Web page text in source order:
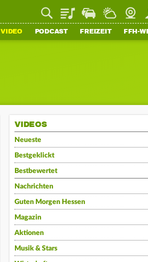
PlaylistStaupilotWetter
VIDEO PODCAST FREIZEIT FFH-
VIDEOS
Neueste
Bestgeklickt
Bestbewertet
Nachrichten
Guten Morgen Hessen
Magazin
Aktionen
Musik & Stars